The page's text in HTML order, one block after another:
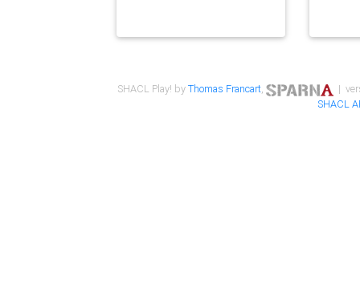
SHACL Play! byThomas Francart,
|
SHACL